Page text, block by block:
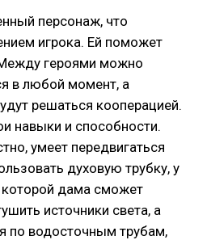
персонаж, что
игрока. Ей поможет
героями можно
в любой момент, а
решаться кооперацией.
навыки и способности.
умеет передвигаться
духовую трубку, у
дама сможет
источники света, а
по водосточным трубам,